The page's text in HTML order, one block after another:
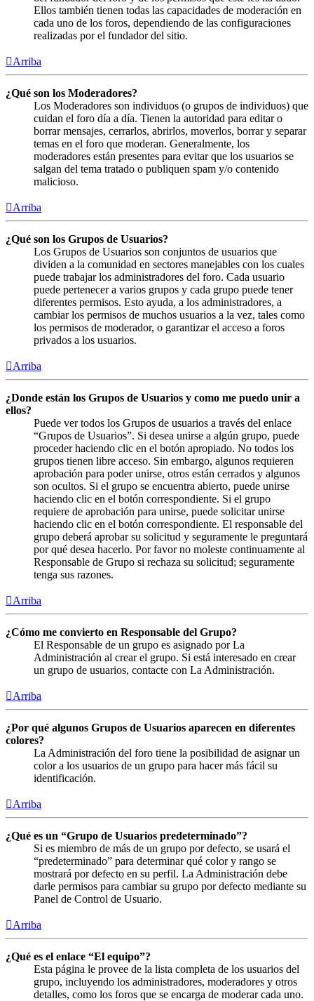
Ellos también tienen todas las capacidades de moderación en
cada uno de los foros, dependiendo de las configuraciones
realizadas por el fundador del sitio.
Arriba
¿Qué son los Moderadores?
Los Moderadores son individuos (o grupos de individuos) que
cuidan el foro día a día. Tienen la autoridad para editar o
borrar mensajes, cerrarlos, abrirlos, moverlos, borrar y separar
temas en el foro que moderan. Generalmente, los
moderadores están presentes para evitar que los usuarios se
salgan del tema tratado o publiquen spam y/o contenido
malicioso.
Arriba
¿Qué son los Grupos de Usuarios?
Los Grupos de Usuarios son conjuntos de usuarios que
dividen a la comunidad en sectores manejables con los cuales
puede trabajar los administradores del foro. Cada usuario
puede pertenecer a varios grupos y cada grupo puede tener
diferentes permisos. Esto ayuda, a los administradores, a
cambiar los permisos de muchos usuarios a la vez, tales como
los permisos de moderador, o garantizar el acceso a foros
privados a los usuarios.
Arriba
¿Donde están los Grupos de Usuarios y como me puedo unir a
ellos?
Puede ver todos los Grupos de usuarios a través del enlace
“Grupos de Usuarios”. Si desea unirse a algún grupo, puede
proceder haciendo clic en el botón apropiado. No todos los
grupos tienen libre acceso. Sin embargo, algunos requieren
aprobación para poder unirse, otros están cerrados y algunos
son ocultos. Si el grupo se encuentra abierto, puede unirse
haciendo clic en el botón correspondiente. Si el grupo
requiere de aprobación para unirse, puede solicitar unirse
haciendo clic en el botón correspondiente. El responsable del
grupo deberá aprobar su solicitud y seguramente le preguntará
por qué desea hacerlo. Por favor no moleste continuamente al
Responsable de Grupo si rechaza su solicitud; seguramente
tenga sus razones.
Arriba
¿Cómo me convierto en Responsable del Grupo?
El Responsable de un grupo es asignado por La
Administración al crear el grupo. Si está interesado en crear
un grupo de usuarios, contacte con La Administración.
Arriba
¿Por qué algunos Grupos de Usuarios aparecen en diferentes
colores?
La Administración del foro tiene la posibilidad de asignar un
color a los usuarios de un grupo para hacer más fácil su
identificación.
Arriba
¿Qué es un “Grupo de Usuarios predeterminado”?
Si es miembro de más de un grupo por defecto, se usará el
“predeterminado” para determinar qué color y rango se
mostrará por defecto en su perfil. La Administración debe
darle permisos para cambiar su grupo por defecto mediante su
Panel de Control de Usuario.
Arriba
¿Qué es el enlace “El equipo”?
Esta página le provee de la lista completa de los usuarios del
grupo, incluyendo los administradores, moderadores y otros
detalles, como los foros que se encarga de moderar cada uno.